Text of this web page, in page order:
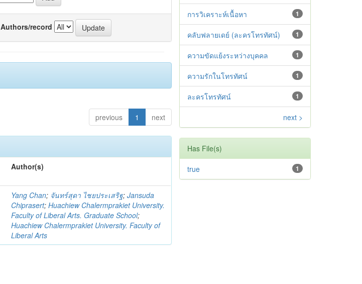
Authors/record
previous 1 next
Author(s)
Yang Chan; จันทร์สุดา ไชยประเสริฐ;Jansuda
Chiprasert;Huachiew Chalermprakiet University.
Faculty of Liberal Arts. Graduate School;
Huachiew Chalermprakiet University. Faculty of
Liberal Arts
1
การวิเคราะห์เนื้อหา
1
คลับฟลายเดย์ (ละครโทรทัศน์)
1
ความขัดแย้งระหว่างบุคคล
1
ความรักในโทรทัศน์
1
ละครโทรทัศน์
next >
Has File(s)
1
true